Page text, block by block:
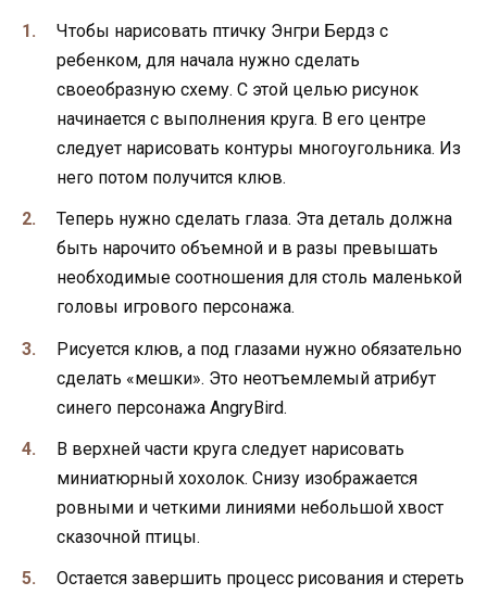
Чтобы нарисовать птичку Энгри Бердз с
ребенком, для начала нужно сделать
своеобразную схему. С этой целью рисунок
начинается с выполнения круга. В его центре
следует нарисовать контуры многоугольника. Из
него потом получится клюв.
Теперь нужно сделать глаза. Эта деталь должна
быть нарочито объемной и в разы превышать
необходимые соотношения для столь маленькой
головы игрового персонажа.
Рисуется клюв, а под глазами нужно обязательно
сделать «мешки». Это неотъемлемый атрибут
синего персонажа AngryBird.
В верхней части круга следует нарисовать
миниатюрный хохолок. Снизу изображается
ровными и четкими линиями небольшой хвост
сказочной птицы.
Остается завершить процесс рисования и стереть